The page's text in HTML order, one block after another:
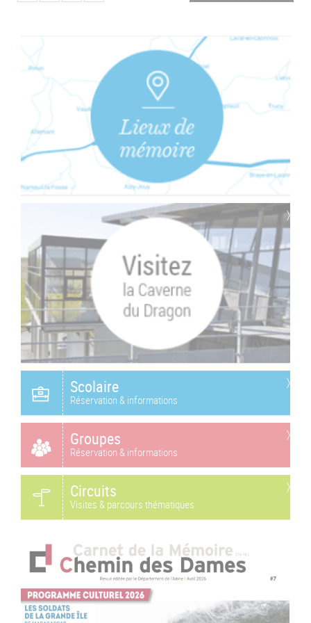
Scolaire
Réservation & informations
Groupes
Réservation & informations
Circuits
Visites & parcours thématiques